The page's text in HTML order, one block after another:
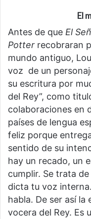
El
Antes de que El
Potter recobraran
mundo antiguo,
voz de un
su escritura por
del Rey”, como
colaboraciones en
países de lengua
feliz porque
sentido de su
hay un recado, un
cumplir. Se trata
dicta tu voz
habla. De ser así la
vocera del Rey. Es